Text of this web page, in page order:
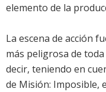
elemento de la
La escena de acción
más peligrosa de
decir, teniendo en
de Misión: Imposible,